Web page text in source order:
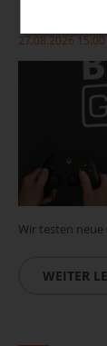
27.08.2026
Wir testen neue
WEITER